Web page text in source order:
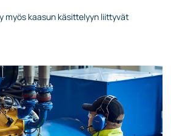
myös kaasun käsittelyyn liittyvät